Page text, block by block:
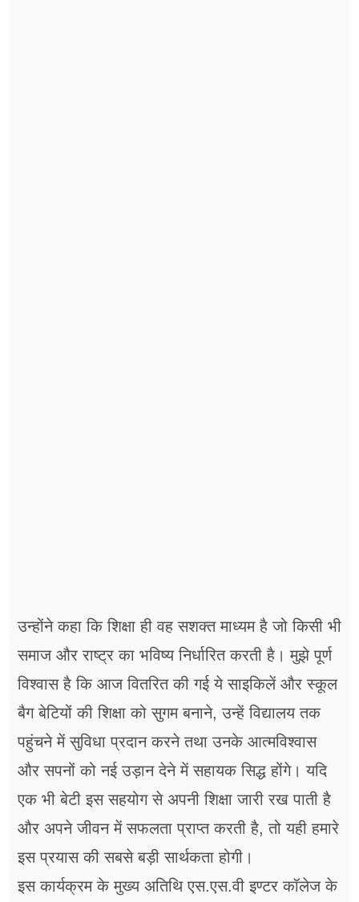
उन्होंने कहा कि शिक्षा ही वह सशक्त माध्यम है जो किसी भी
समाज और राष्ट्र का भविष्य निर्धारित करती है। मुझे पूर्ण
विश्वास है कि आज वितरित की गई ये साइकिलें और स्कूल
बैग बेटियों की शिक्षा को सुगम बनाने, उन्हें विद्यालय तक
पहुंचने में सुविधा प्रदान करने तथा उनके आत्मविश्वास
और सपनों को नई उड़ान देने में सहायक सिद्ध होंगे। यदि
एक भी बेटी इस सहयोग से अपनी शिक्षा जारी रख पाती है
और अपने जीवन में सफलता प्राप्त करती है, तो यही हमारे
इस प्रयास की सबसे बड़ी सार्थकता होगी।
इस कार्यक्रम के मुख्य अतिथि एस.एस.वी इण्टर कॉलेज के